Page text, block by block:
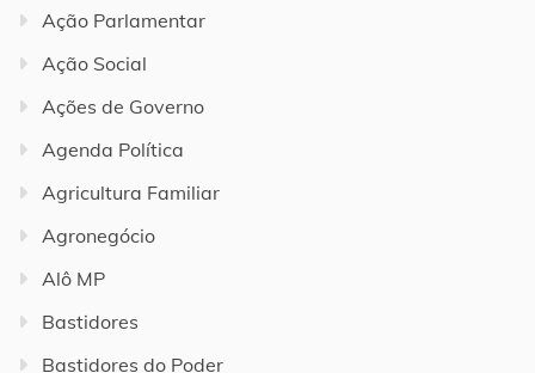
Ação Parlamentar
Ação Social
Ações de Governo
Agenda Política
Agricultura Familiar
Agronegócio
Alô MP
Bastidores
Bastidores do Poder